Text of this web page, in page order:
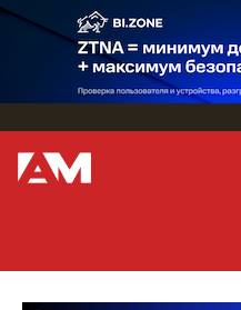
Перейти
основному